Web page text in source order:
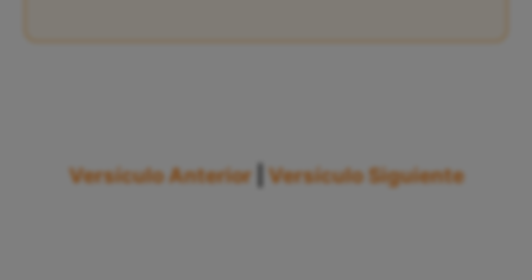
Versículo Anterior Versículo Siguiente